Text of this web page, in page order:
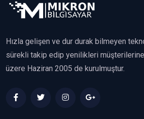
Hızla gelişen ve dur durak bilmeyen
sürekli takip edip yenilikleri müşterilerine
üzere Haziran 2005 de kurulmuştur.